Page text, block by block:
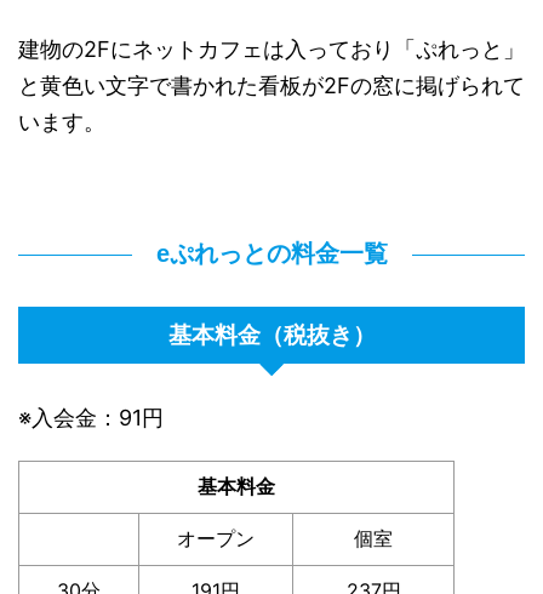
建物の2Fにネットカフェは入っており「ぷれっと」
と黄色い文字で書かれた看板が2Fの窓に掲げられて
います。
eぷれっとの料金一覧
基本料金（税抜き）
※入会金：91円
基本料金
オープン 個室